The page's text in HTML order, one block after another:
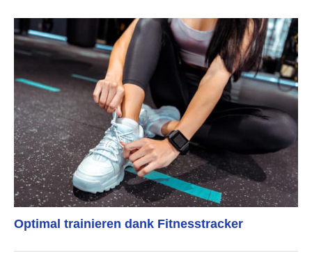
Optimal trainieren dank Fitnesstracker